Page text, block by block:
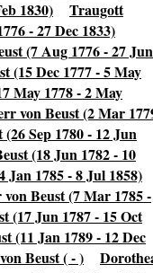
1830)
Traugott
- 27 Dec 1833)
(7 Aug 1776 - 27 Jun
(15 Dec 1777 - 5 May
May 1778 - 2 May
von Beust (2 Mar
Sep 1780 - 12 Jun
(18 Jun 1782 - 10
Jan 1785 - 8 Jul 1858)
Beust (7 Mar 1785 -
(17 Jun 1787 - 15 Oct
(11 Jan 1789 - 12 Dec
Beust ( - )